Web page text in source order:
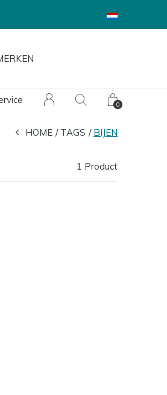
0
HOME TAGS BIJEN
1 Product